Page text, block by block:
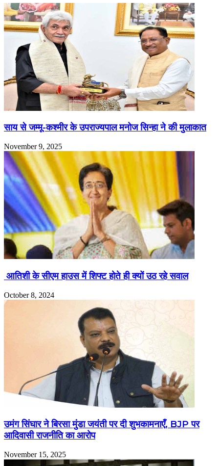
साय से जम्मू-कश्मीर के उपराज्यपाल मनोज सिन्हा ने की मुलाकात
November 9, 2025
आतिशी के सीएम हाउस में शिफ्ट होते ही क्यों उठ रहे सवाल
October 8, 2024
उमंग सिंघार ने बिरसा मुंडा जयंती पर दी शुभकामनाएँ, BJP पर
आदिवासी राजनीति का आरोप
November 15, 2025